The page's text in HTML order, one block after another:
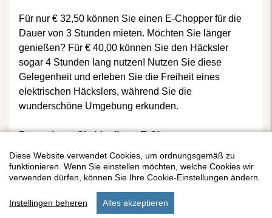
Für nur € 32,50 können Sie einen E-Chopper für die
Dauer von 3 Stunden mieten. Möchten Sie länger
genießen? Für € 40,00 können Sie den Häcksler
sogar 4 Stunden lang nutzen! Nutzen Sie diese
Gelegenheit und erleben Sie die Freiheit eines
elektrischen Häckslers, während Sie die
wunderschöne Umgebung erkunden.
Reservieren Sie hier Ihren E-Chopper
start suchen unterkunft einstellungen
Diese Website verwendet Cookies, um ordnungsgemäß zu
funktionieren. Wenn Sie einstellen möchten, welche Cookies wir
verwenden dürfen, können Sie Ihre Cookie-Einstellungen ändern.
Instellingen beheren Alles akzeptieren